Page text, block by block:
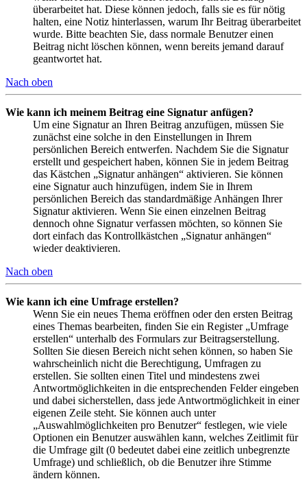
überarbeitet hat. Diese können jedoch, falls sie es für nötig
halten, eine Notiz hinterlassen, warum Ihr Beitrag überarbeitet
wurde. Bitte beachten Sie, dass normale Benutzer einen
Beitrag nicht löschen können, wenn bereits jemand darauf
geantwortet hat.
Nach oben
Wie kann ich meinem Beitrag eine Signatur anfügen?
Um eine Signatur an Ihren Beitrag anzufügen, müssen Sie
zunächst eine solche in den Einstellungen in Ihrem
persönlichen Bereich entwerfen. Nachdem Sie die Signatur
erstellt und gespeichert haben, können Sie in jedem Beitrag
das Kästchen „Signatur anhängen“ aktivieren. Sie können
eine Signatur auch hinzufügen, indem Sie in Ihrem
persönlichen Bereich das standardmäßige Anhängen Ihrer
Signatur aktivieren. Wenn Sie einen einzelnen Beitrag
dennoch ohne Signatur verfassen möchten, so können Sie
dort einfach das Kontrollkästchen „Signatur anhängen“
wieder deaktivieren.
Nach oben
Wie kann ich eine Umfrage erstellen?
Wenn Sie ein neues Thema eröffnen oder den ersten Beitrag
eines Themas bearbeiten, finden Sie ein Register „Umfrage
erstellen“ unterhalb des Formulars zur Beitragserstellung.
Sollten Sie diesen Bereich nicht sehen können, so haben Sie
wahrscheinlich nicht die Berechtigung, Umfragen zu
erstellen. Sie sollten einen Titel und mindestens zwei
Antwortmöglichkeiten in die entsprechenden Felder eingeben
und dabei sicherstellen, dass jede Antwortmöglichkeit in einer
eigenen Zeile steht. Sie können auch unter
„Auswahlmöglichkeiten pro Benutzer“ festlegen, wie viele
Optionen ein Benutzer auswählen kann, welches Zeitlimit für
die Umfrage gilt (0 bedeutet dabei eine zeitlich unbegrenzte
Umfrage) und schließlich, ob die Benutzer ihre Stimme
ändern können.